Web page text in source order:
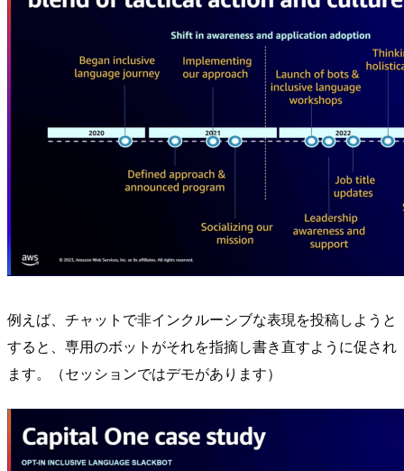
例えば、チャットで非インクルーシブな表現を投稿しようと
すると、専用のボットがそれを指摘し書き直すように促され
ます。（セッションではデモがあります）